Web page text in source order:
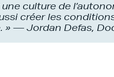
une culture de
créer les
» — Jordan Defas,